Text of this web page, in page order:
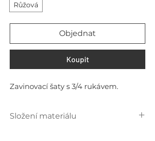
Růžová
Objednat
Koupit
Zavinovací šaty s 3/4 rukávem.
Složení materiálu